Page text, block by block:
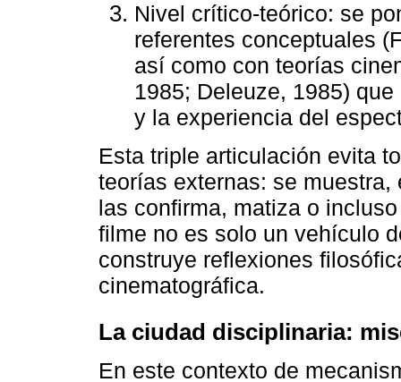
Nivel crítico-teórico: se
referentes conceptuales
así como con teorías
1985; Deleuze, 1985)
y la experiencia del
Esta triple articulación evita
teorías externas: se
las confirma, matiza o
filme no es solo un vehículo
construye reflexiones
cinematográfica.
La ciudad disciplinaria:
En este contexto de